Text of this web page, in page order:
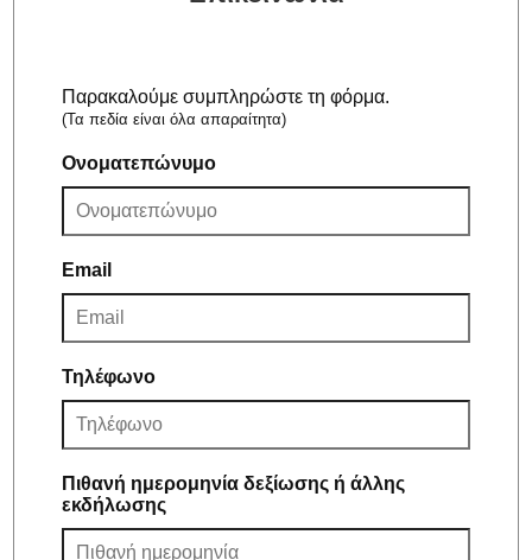
Παρακαλούμε συμπληρώστε τη φόρμα.
(Τα πεδία είναι όλα απαραίτητα)
Ονοματεπώνυμο
Email
Τηλέφωνο
Πιθανή ημερομηνία δεξίωσης ή άλλης
εκδήλωσης